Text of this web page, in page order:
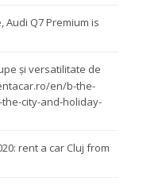
Audi Q7 Premium is
și versatilitate de
en/b-the-
city-and-holiday-
rent a car Cluj from